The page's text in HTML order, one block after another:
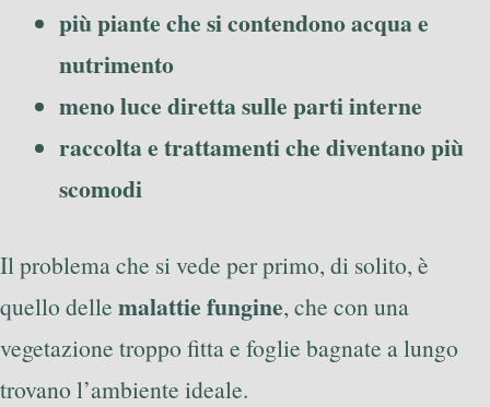
più piante che si contendono acqua e
nutrimento
meno luce diretta sulle parti interne
raccolta e trattamenti che diventano più
scomodi
Il problema che si vede per primo, di solito, è
quello delle malattie fungine, che con una
vegetazione troppo fitta e foglie bagnate a lungo
trovano l’ambiente ideale.